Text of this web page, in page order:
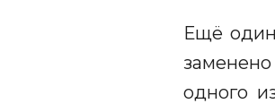
Ещё
одного